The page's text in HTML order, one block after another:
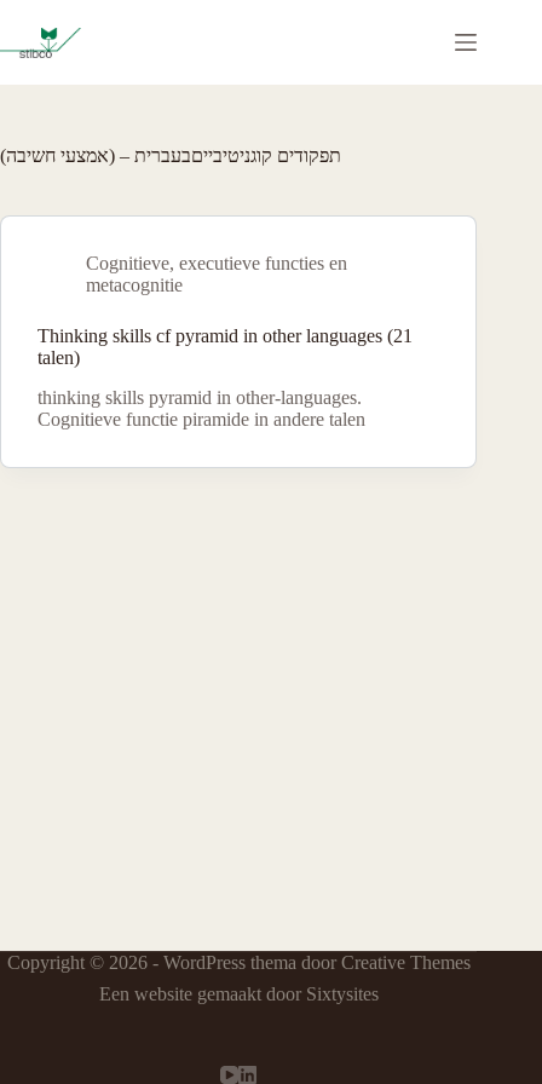
de
תפקודים קוגניטיבייםבעברית – (אמצעי חשיבה)
Cognitieve, executieve functies en
metacognitie
Thinking skills cf pyramid in other languages (21
talen)
thinking skills pyramid in other-languages.
Cognitieve functie piramide in andere talen
Copyright © 2026 - WordPress thema door Creative Themes
Een website gemaakt door Sixtysites